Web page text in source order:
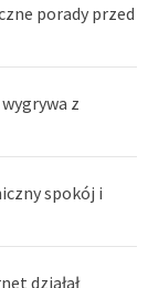
porady przed
z
spokój i
działał